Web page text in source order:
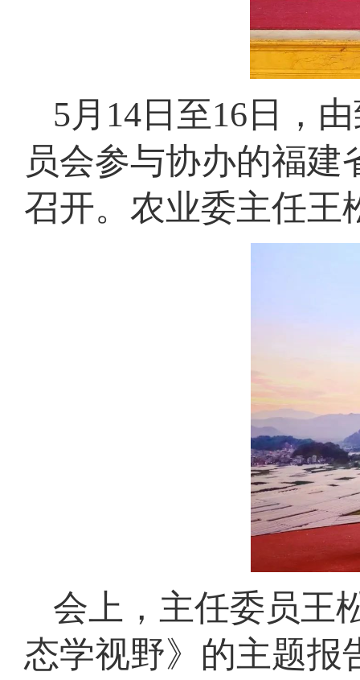
5月14日至16日，
员会参与协办的福
召开。农业委主任王
会上，主任委员王
态学视野》的主题报